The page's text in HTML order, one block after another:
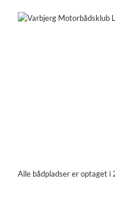
Alle bådpladser er optaget i